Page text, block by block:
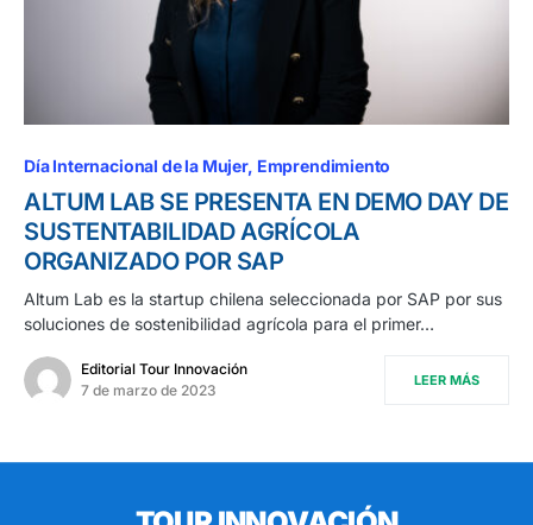
Día Internacional de la Mujer Emprendimiento
ALTUM LAB SE PRESENTA EN DEMO DAY DE
SUSTENTABILIDAD AGRÍCOLA
ORGANIZADO POR SAP
Altum Lab es la startup chilena seleccionada por SAP por sus
soluciones de sostenibilidad agrícola para el primer…
Editorial Tour Innovación
7 de marzo de 2023
LEER MÁS